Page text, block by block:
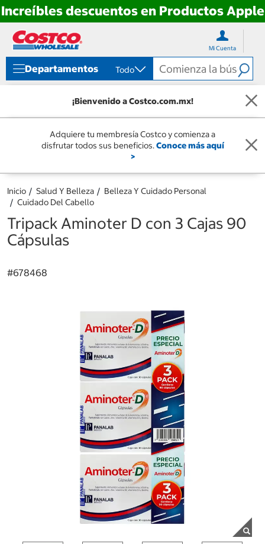
Increíbles descuentos en Productos Apple
directo
contenido
directo
menú
navegación
Mi Cuenta
Departamentos Todo
¡Bienvenido a Costco.com.mx!
Adquiere tu membresía Costco y comienza a
disfrutar todos sus beneficios.Conoce más aquí
>
Inicio Salud Y Belleza
Belleza Y Cuidado Personal
Cuidado Del Cabello
Tripack Aminoter D con 3 Cajas 90
Cápsulas
#678468